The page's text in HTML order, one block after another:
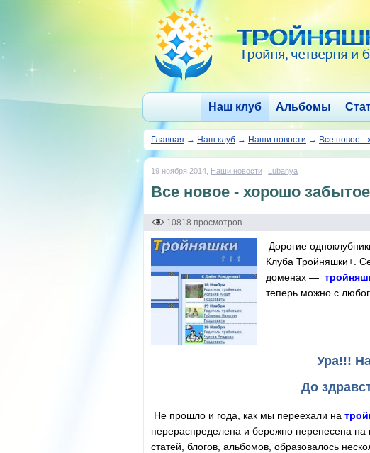
Наш клуб Альбомы
Главная → Наш клуб → Наши новости → Все новое -
19 ноября 2014, Наши новости Lubanya
Все новое - хорошо
10818 просмотров
Дорогие
Клуба Тройняшки+.
доменах —
теперь можно с
Ура!!!
До
Не прошло и года, как мы переехали на
перераспределена и бережно перенесена на
статей, блогов, альбомов, образовалось